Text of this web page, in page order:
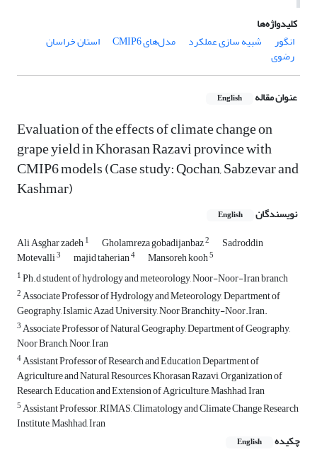
کلیدواژه‌ها
انگور
شبیه سازی عملکرد مدل‌های CMIP6 استان خراسان
رضوی
عنوان مقاله English
Evaluation of the effects of climate change on
grape yield in Khorasan Razavi province with
CMIP6 models (Case study: Qochan, Sabzevar and
Kashmar)
نویسندگان English
Ali Asghar zadeh1 Gholamreza gobadijanbaz2 Sadroddin
Motevalli3 majid taherian4 Mansoreh kooh5
1Ph.d student of hydrology and meteorology, Noor-Noor-Iran branch
2Associate Professor of Hydrology and Meteorology, Department of
Geography, Islamic Azad University, Noor Branchity-Noor.Iran.
3Associate Professor of Natural Geography, Department of Geography,
Noor Branch, Noor, Iran
4Assistant Professor of Research and Education Department of
Agriculture and Natural Resources, Khorasan Razavi, Organization of
Research, Education and Extension of Agriculture, Mashhad, Iran
5Assistant Professor, ,RIMAS, Climatology and Climate Change Research
Institute, Mashhad, Iran
چکیده
English